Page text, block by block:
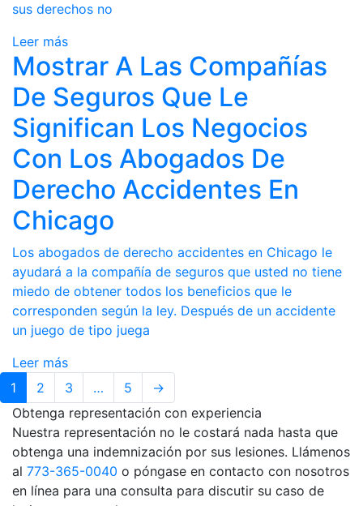
sus derechos no
Leer más
Mostrar A Las Compañías
De Seguros Que Le
Significan Los Negocios
Con Los Abogados De
Derecho Accidentes En
Chicago
Los abogados de derecho accidentes en Chicago le
ayudará a la compañía de seguros que usted no tiene
miedo de obtener todos los beneficios que le
corresponden según la ley. Después de un accidente
un juego de tipo juega
Leer más
1
2 3 … 5
→
Obtenga representación con experiencia
Nuestra representación no le costará nada hasta que
obtenga una indemnización por sus lesiones. Llámenos
al 773-365-0040 o póngase en contacto con nosotros
en línea para una consulta para discutir su caso de